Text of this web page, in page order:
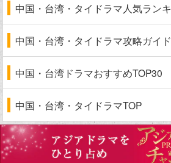
中国・台湾・タイドラマ人気ラン
中国・台湾・タイドラマ攻略ガイド
中国・台湾ドラマおすすめTOP30
中国・台湾・タイドラマTOP